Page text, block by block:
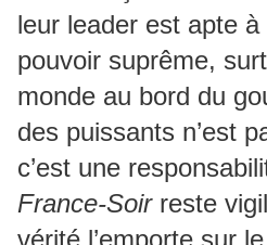
leur leader est apte
pouvoir suprême,
monde au bord du
des puissants n’est
c’est une
France-Soirreste
vérité l’emporte sur